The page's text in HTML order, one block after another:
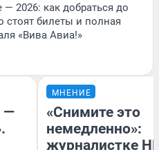
2026: как добраться до
стоят билеты и полная
«Вива Авиа!»
—
МНЕНИЕ
«Снимите это
немедленно»:
журналистке